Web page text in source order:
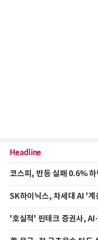
Headline
코스피, 반등 실패 0.6%
SK하이닉스, 차세대 AI '계
'호실적' 핀테크 증권사,